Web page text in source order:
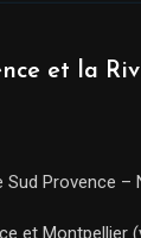
et la
Sud Provence –
et Montpellier